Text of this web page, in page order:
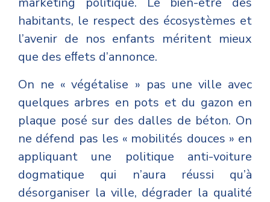
habitants, le respect des écosystèmes et
l’avenir de nos enfants méritent mieux
que des eﬀets d’annonce.
On ne « végétalise » pas une ville avec
quelques arbres en pots et du gazon en
plaque posé sur des dalles de béton. On
ne défend pas les « mobilités douces » en
appliquant une politique anti-voiture
dogmatique qui n’aura réussi qu’à
désorganiser la ville, dégrader la qualité